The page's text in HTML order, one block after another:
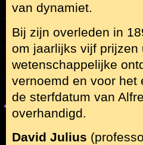
van dynamiet.
Bij zijn overleden in
om jaarlijks vijf
wetenschappelijke
vernoemd en voor het
de sterfdatum van
overhandigd.
David Julius